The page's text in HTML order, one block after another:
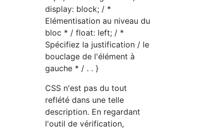
display: block; / *
Elémentisation au niveau du
bloc * / float: left; / *
Spécifiez la justification / le
bouclage de l'élément à
gauche * / . . }
CSS n'est pas du tout
reflété dans une telle
description. En regardant
l'outil de vérification,